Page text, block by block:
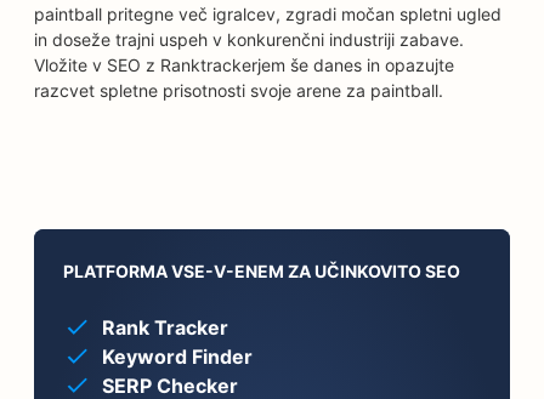
paintball pritegne več igralcev, zgradi močan spletni ugled
in doseže trajni uspeh v konkurenčni industriji zabave.
Vložite v SEO z Ranktrackerjem še danes in opazujte
razcvet spletne prisotnosti svoje arene za paintball.
PLATFORMA VSE-V-ENEM ZA UČINKOVITO SEO
Rank Tracker
Keyword Finder
SERP Checker